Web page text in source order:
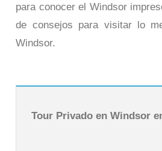
para conocer el Windsor
de consejos para visitar lo
Windsor.
Tour Privado en Windsor